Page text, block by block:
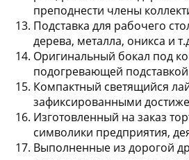
преподнести члены
Подставка для рабочего
дерева, металла, оникса и
Оригинальный бокал под
подогревающей
Компактный светящийся
зафиксированными
Изготовленный на заказ
символики предприятия,
Выполненные из дорогой